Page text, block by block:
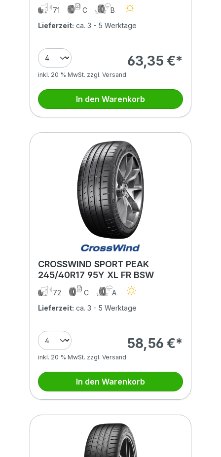
71 C
B
Lieferzeit: ca. 3 - 5 Werktage
63,35 €*
inkl. 20 % MwSt. zzgl. Versand
In den Warenkorb
CROSSWIND SPORT PEAK
245/40R17 95Y XL FR BSW
72 C
A
Lieferzeit: ca. 3 - 5 Werktage
58,56 €*
inkl. 20 % MwSt. zzgl. Versand
In den Warenkorb